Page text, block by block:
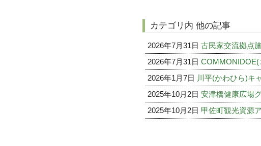
カテゴリ内 他の記事
2026年7月31日 古民家交流拠点
2026年7月31日 COMMONIDOE(
2026年1月7日 川平(かわひら)キ
2025年10月2日 安津橋健康広場
2025年10月2日 甲佐町観光資源